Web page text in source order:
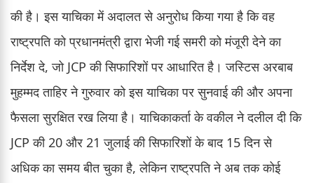
की है। इस याचिका में अदालत से अनुरोध किया गया है कि वह
राष्ट्रपति को प्रधानमंत्री द्वारा भेजी गई समरी को मंजूरी देने का
निर्देश दे, जो JCP की सिफारिशों पर आधारित है। जस्टिस अरबाब
मुहम्मद ताहिर ने गुरुवार को इस याचिका पर सुनवाई की और अपना
फैसला सुरक्षित रख लिया है। याचिकाकर्ता के वकील ने दलील दी कि
JCP की 20 और 21 जुलाई की सिफारिशों के बाद 15 दिन से
अधिक का समय बीत चुका है, लेकिन राष्ट्रपति ने अब तक कोई